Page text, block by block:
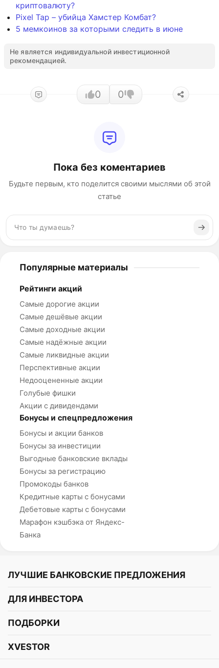
криптовалюту?
Pixel Tap – убийца Хамстер Комбат?
5 мемкоинов за которыми следить в июне
Не является индивидуальной инвестиционной
рекомендацией.
0 0
Пока без коментариев
Будьте первым, кто поделится своими мыслями об этой
статье
Популярные материалы
Рейтинги акций
Самые дорогие акции
Самые дешёвые акции
Самые доходные акции
Самые надёжные акции
Самые ликвидные акции
Перспективные акции
Недооцененные акции
Голубые фишки
Акции с дивидендами
Бонусы и спецпредложения
Бонусы и акции банков
Бонусы за инвестиции
Выгодные банковские вклады
Бонусы за регистрацию
Промокоды банков
Кредитные карты с бонусами
Дебетовые карты с бонусами
Марафон кэшбэка от Яндекс-
Банка
ЛУЧШИЕ БАНКОВСКИЕ ПРЕДЛОЖЕНИЯ
Альфа-Банк
СБЕР
Газпромбанк
ДЛЯ ИНВЕСТОРА
Курс акций
Курс облигаций
ПОДБОРКИ
Подборки акций
XVESTOR